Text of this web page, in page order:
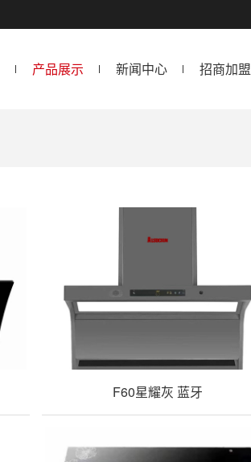
产品展示 新闻中心 招商加盟
F60星耀灰 蓝牙